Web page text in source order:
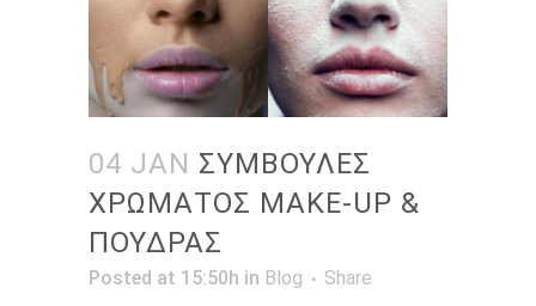
04 JAN ΣΥΜΒΟΥΛΕΣ
ΧΡΩΜΑΤΟΣ MAKE-UP &
ΠΟΥΔΡΑΣ
Posted at 15:50h in Blog Share